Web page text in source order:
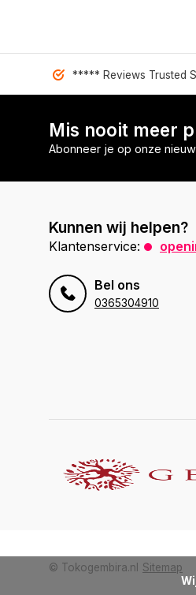
***** Reviews Trusted
Mis nooit meer
Abonneer je op onze
Kunnen wij helpen?
Klantenservice:
Bel ons
0365304910
© Tokogembira.nl
Sitemap